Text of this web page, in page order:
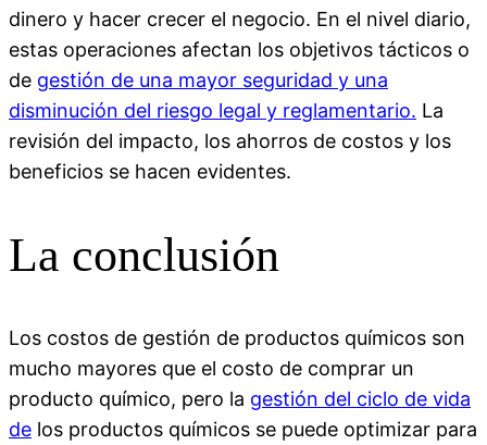
dinero y hacer crecer el negocio. En el nivel diario,
estas operaciones afectan los objetivos tácticos o
de gestión de una mayor seguridad y una
disminución del riesgo legal y reglamentario. La
revisión del impacto, los ahorros de costos y los
beneficios se hacen evidentes.
La conclusión
Los costos de gestión de productos químicos son
mucho mayores que el costo de comprar un
producto químico, pero la gestión del ciclo de vida
de los productos químicos se puede optimizar para